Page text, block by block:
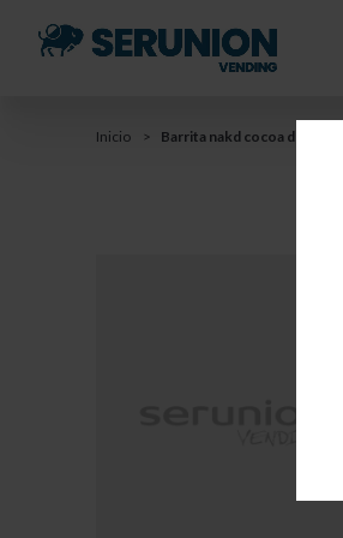
You
Inicio Barrita nakd cocoa delight